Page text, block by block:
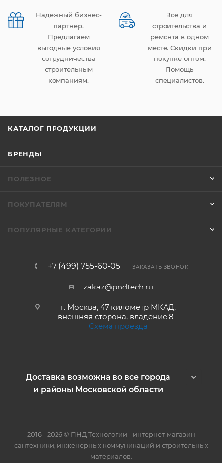
Надежный бизнес-
партнер.
Предлагаем
выгодные условия
сотрудничества
строительным
компаниям.
Все для
строительства и
ремонта в одном
месте. Скидки при
покупке оптом.
Помощь
специалистов.
КАТАЛОГ ПРОДУКЦИИ
БРЕНДЫ
ПОЛЕЗНОЕ
ПОКУПАТЕЛЯМ
ПОПУЛЯРНЫЕ КАТЕГОРИИ
+7 (499) 755-60-05 ЗАКАЗАТЬ ЗВОНОК
zakaz@pndtech.ru
г. Москва, 47 километр МКАД,
внешняя сторона, владение 8 -
Схема проезда
Доставка возможна во все города
и районы Московской области
2016 - 2026 © ПНД Технологии - интернет-магазин
сантехники, инженерных коммуникаций и строительных
материалов.